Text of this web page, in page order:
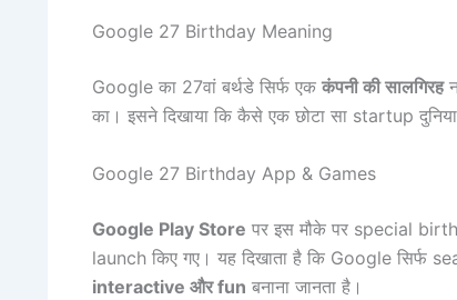
Google 27 Birthday Meaning
Google का 27वां बर्थडे सिर्फ एक कंपनी की सालगिरह
का। इसने दिखाया कि कैसे एक छोटा सा startup दुनिया
Google 27 Birthday App & Games
Google Play Store पर इस मौके पर special
launch किए गए। यह दिखाता है कि Google सिर्फ
interactive और fun बनाना जानता है।